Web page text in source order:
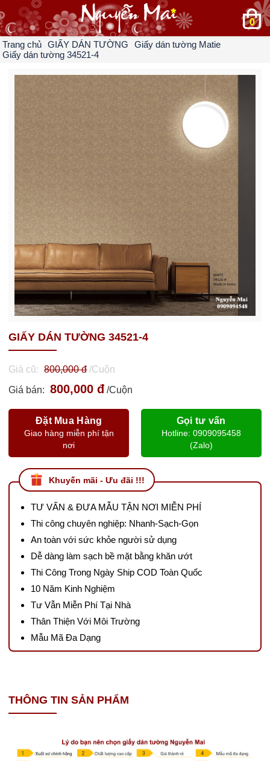
0
Trang chủ GIẤY DÁN TƯỜNG
Giấy dán tường Matie
Giấy dán tường 34521-4
GIẤY DÁN TƯỜNG 34521-4
Giá cũ: 800,000 đ/Cuộn
Giá bán:
800,000 đ /Cuộn
Đặt Mua Hàng
Giao hàng miễn phí tận
nơi
Gọi tư vấn
Hotline: 0909095458
(Zalo)
Khuyến mãi - Ưu đãi !!!
TƯ VẤN & ĐƯA MẪU TẬN NƠI MIỄN PHÍ
Thi công chuyên nghiệp: Nhanh-Sạch-Gọn
An toàn với sức khỏe người sử dụng
Dễ dàng làm sạch bề mặt bằng khăn ướt
Thi Công Trong Ngày Ship COD Toàn Quốc
10 Năm Kinh Nghiệm
Tư Vẫn Miễn Phí Tại Nhà
Thân Thiện Với Môi Trường
Mẫu Mã Đa Dạng
THÔNG TIN SẢN PHẨM